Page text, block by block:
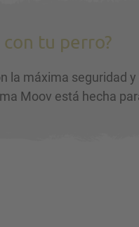
tu perro?
la máxima seguridad
Moov está hecha